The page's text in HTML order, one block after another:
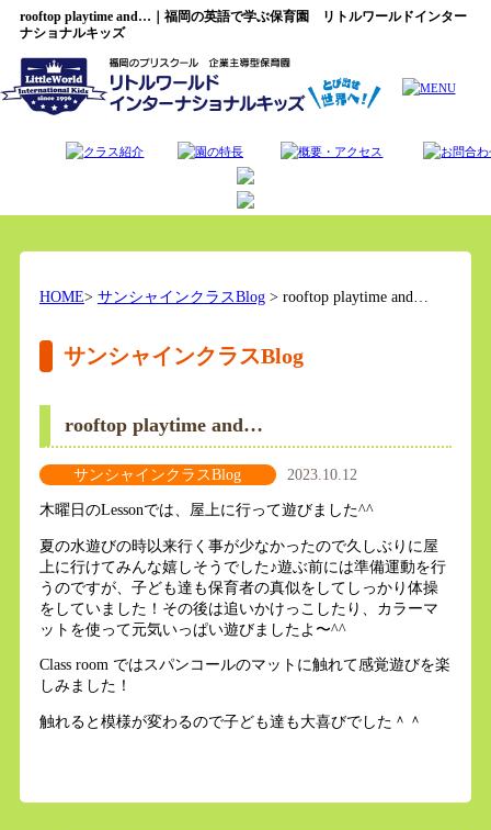
rooftop playtime and…｜福岡の英語で学ぶ保育園 リトルワールドインター
ナショナルキッズ
HOME> サンシャインクラスBlog> rooftop playtime and…
サンシャインクラスBlog
rooftop playtime and…
サンシャインクラスBlog 2023.10.12
木曜日のLessonでは、屋上に行って遊びました^^
夏の水遊びの時以来行く事が少なかったので久しぶりに屋
上に行けてみんな嬉しそうでした♪遊ぶ前には準備運動を行
うのですが、子ども達も保育者の真似をしてしっかり体操
をしていました！その後は追いかけっこしたり、カラーマ
ットを使って元気いっぱい遊びましたよ〜^^
Class room ではスパンコールのマットに触れて感覚遊びを楽
しみました！
触れると模様が変わるので子ども達も大喜びでした＾＾